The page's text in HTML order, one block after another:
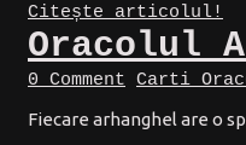
Citește articolul!
Oracolul
0 Comment Carti
Fiecare arhanghel are o